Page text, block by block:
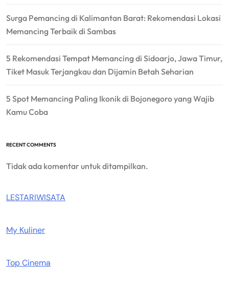
Surga Pemancing di Kalimantan Barat: Rekomendasi Lokasi
Memancing Terbaik di Sambas
5 Rekomendasi Tempat Memancing di Sidoarjo, Jawa Timur,
Tiket Masuk Terjangkau dan Dijamin Betah Seharian
5 Spot Memancing Paling Ikonik di Bojonegoro yang Wajib
Kamu Coba
RECENT COMMENTS
Tidak ada komentar untuk ditampilkan.
LESTARIWISATA
My Kuliner
Top Cinema